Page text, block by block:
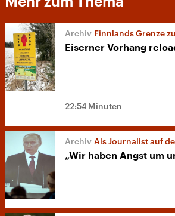
Finnlands Grenze
Eiserner Vorhang
22:54 Minuten
Als Journalist auf
„Wir haben Angst um